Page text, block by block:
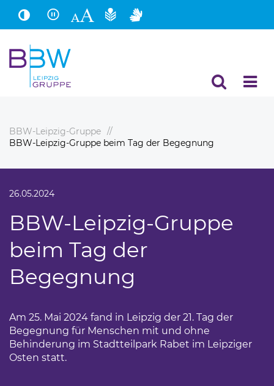
Hauptinhalt
Fußbereich
BBW-Leipzig-Gruppe
BBW-Leipzig-Gruppe beim Tag der Begegnung
26.05.2024
BBW-Leipzig-Gruppe
beim Tag der
Begegnung
Am 25. Mai 2024 fand in Leipzig der 21. Tag der
Begegnung für Menschen mit und ohne
Behinderung im Stadtteilpark Rabet im Leipziger
Osten statt.